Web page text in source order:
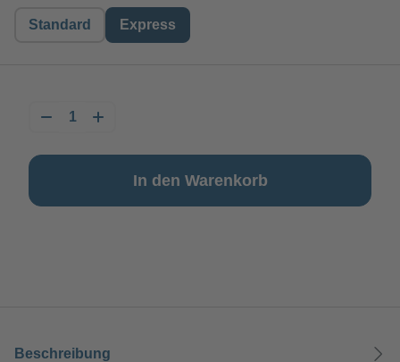
Standard Express
In den Warenkorb
Beschreibung